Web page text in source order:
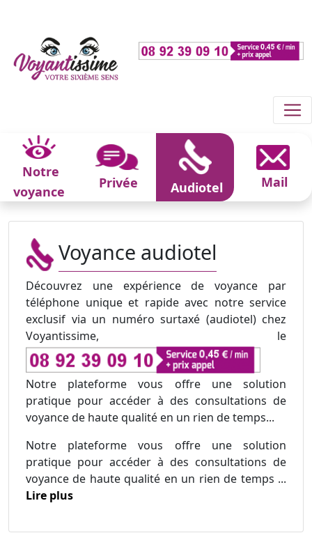
Notre
voyance
Privée Audiotel Mail
Voyance audiotel
Découvrez une expérience de voyance par
téléphone unique et rapide avec notre service
exclusif via un numéro surtaxé (audiotel) chez
Voyantissime, le
Notre plateforme vous offre une solution
pratique pour accéder à des consultations de
voyance de haute qualité en un rien de temps...
Notre plateforme vous offre une solution
pratique pour accéder à des consultations de
voyance de haute qualité en un rien de temps ...
Lire plus